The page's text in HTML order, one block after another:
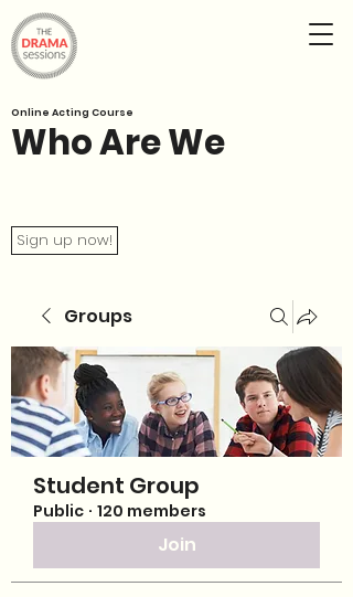
Who Are We
Online Acting Course
Sign up now!
Groups
Student Group
Public · 120 members
Join